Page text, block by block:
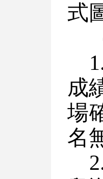
式
成
場
名